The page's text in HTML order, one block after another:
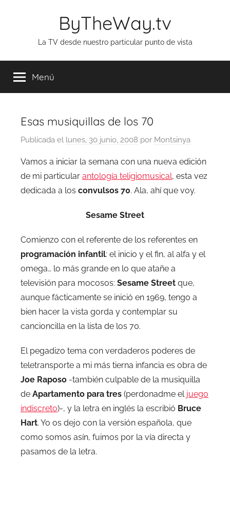
ByTheWay.tv
La TV desde nuestro particular punto de vista
Menú
Esas musiquillas de los 70
Publicada el lunes, 30 junio, 2008 por Montsinya
Vamos a iniciar la semana con una nueva edición
de mi particular antología teligiomusical, esta vez
dedicada a los convulsos 70. Ala, ahí que voy.
Sesame Street
Comienzo con el referente de los referentes en
programación infantil: el inicio y el fin, al alfa y el
omega… lo más grande en lo que atañe a
televisión para mocosos: Sesame Street que,
aunque fácticamente se inició en 1969, tengo a
bien hacer la vista gorda y contemplar su
cancioncilla en la lista de los 70.
El pegadizo tema con verdaderos poderes de
teletransporte a mi más tierna infancia es obra de
Joe Raposo -también culpable de la musiquilla
de Apartamento para tres (perdonadme el juego
indiscreto)-, y la letra en inglés la escribió Bruce
Hart. Yo os dejo con la versión española, que
como somos asín, fuimos por la vía directa y
pasamos de la letra.